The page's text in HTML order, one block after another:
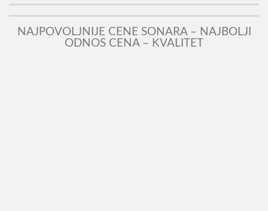
NAJPOVOLJNIJE CENE SONARA – NAJBOLJI
ODNOS CENA – KVALITET